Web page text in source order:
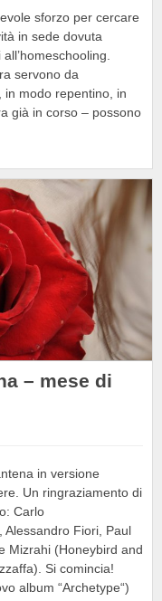
sforzo per cercare
in sede dovuta
servono da
in modo repentino, in
già in corso – possono
– mese di
in versione
Un ringraziamento di
Carlo
Alessandro Fiori, Paul
Mizrahi (Honeybird and
Si comincia!
album “Archetype“)